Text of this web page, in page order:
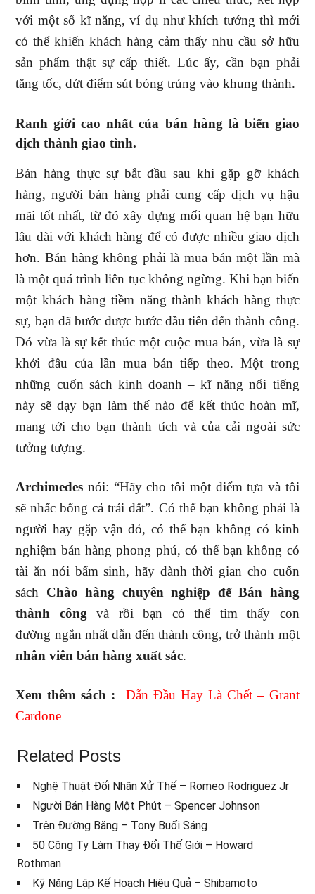
với một số kĩ năng, ví dụ như khích tướng thì mới
có thể khiến khách hàng cảm thấy nhu cầu sở hữu
sản phẩm thật sự cấp thiết. Lúc ấy, cần bạn phải
tăng tốc, dứt điểm sút bóng trúng vào khung thành.
Ranh giới cao nhất của bán hàng là biến giao
dịch thành giao tình.
Bán hàng thực sự bắt đầu sau khi gặp gỡ khách
hàng, người bán hàng phải cung cấp dịch vụ hậu
mãi tốt nhất, từ đó xây dựng mối quan hệ bạn hữu
lâu dài với khách hàng để có được nhiều giao dịch
hơn. Bán hàng không phải là mua bán một lần mà
là một quá trình liên tục không ngừng. Khi bạn biến
một khách hàng tiềm năng thành khách hàng thực
sự, bạn đã bước được bước đầu tiên đến thành công.
Đó vừa là sự kết thúc một cuộc mua bán, vừa là sự
khởi đầu của lần mua bán tiếp theo. Một trong
những cuốn sách kinh doanh – kĩ năng nổi tiếng
này sẽ dạy bạn làm thế nào để kết thúc hoàn mĩ,
mang tới cho bạn thành tích và của cải ngoài sức
tưởng tượng.
Archimedes nói: “Hãy cho tôi một điểm tựa và tôi
sẽ nhấc bổng cả trái đất”. Có thể bạn không phải là
người hay gặp vận đỏ, có thể bạn không có kinh
nghiệm bán hàng phong phú, có thể bạn không có
tài ăn nói bẩm sinh, hãy dành thời gian cho cuốn
sách Chào hàng chuyên nghiệp để Bán hàng
thành công và rồi bạn có thể tìm thấy con
đường ngắn nhất dẫn đến thành công, trở thành một
nhân viên bán hàng xuất sắc.
Xem thêm sách : Dẫn Đầu Hay Là Chết – Grant
Cardone
Related Posts
Nghệ Thuật Đối Nhân Xử Thế – Romeo Rodriguez Jr
Người Bán Hàng Một Phút – Spencer Johnson
Trên Đường Băng – Tony Buổi Sáng
50 Công Ty Làm Thay Đổi Thế Giới – Howard
Rothman
Kỹ Năng Lập Kế Hoạch Hiệu Quả – Shibamoto